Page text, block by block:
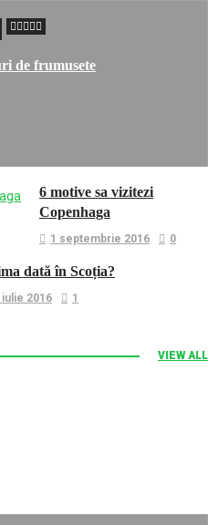
de frumusete
6 motive sa vizitezi
Copenhaga
1 septembrie 2016 0
dată în Scoția?
iulie 2016 1
VIEW ALL